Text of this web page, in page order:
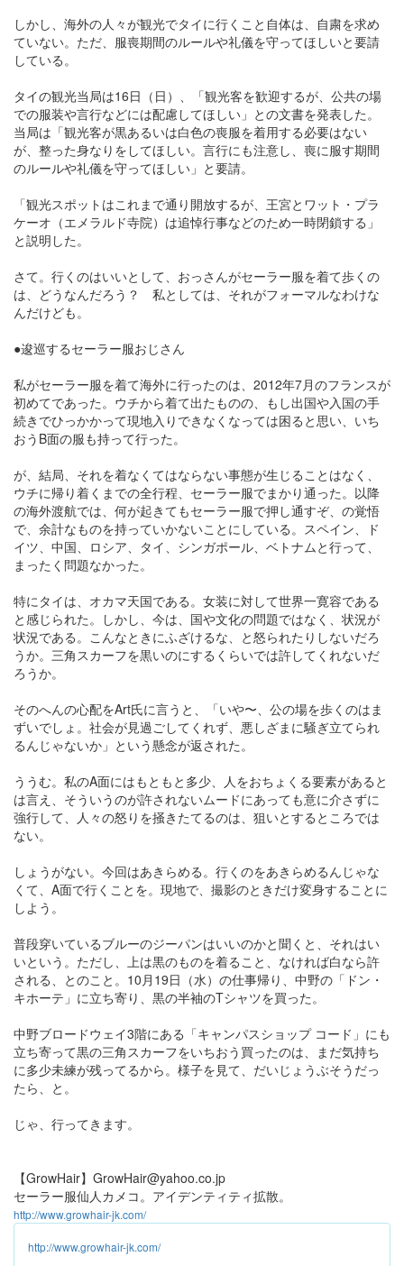
しかし、海外の人々が観光でタイに行くこと自体は、自粛を求め
ていない。ただ、服喪期間のルールや礼儀を守ってほしいと要請
している。
タイの観光当局は16日（日）、「観光客を歓迎するが、公共の場
での服装や言行などには配慮してほしい」との文書を発表した。
当局は「観光客が黒あるいは白色の喪服を着用する必要はない
が、整った身なりをしてほしい。言行にも注意し、喪に服す期間
のルールや礼儀を守ってほしい」と要請。
「観光スポットはこれまで通り開放するが、王宮とワット・プラ
ケーオ（エメラルド寺院）は追悼行事などのため一時閉鎖する」
と説明した。
さて。行くのはいいとして、おっさんがセーラー服を着て歩くの
は、どうなんだろう？ 私としては、それがフォーマルなわけな
んだけども。
●逡巡するセーラー服おじさん
私がセーラー服を着て海外に行ったのは、2012年7月のフランスが
初めてであった。ウチから着て出たものの、もし出国や入国の手
続きでひっかかって現地入りできなくなっては困ると思い、いち
おうB面の服も持って行った。
が、結局、それを着なくてはならない事態が生じることはなく、
ウチに帰り着くまでの全行程、セーラー服でまかり通った。以降
の海外渡航では、何が起きてもセーラー服で押し通すぞ、の覚悟
で、余計なものを持っていかないことにしている。スペイン、ド
イツ、中国、ロシア、タイ、シンガポール、ベトナムと行って、
まったく問題なかった。
特にタイは、オカマ天国である。女装に対して世界一寛容である
と感じられた。しかし、今は、国や文化の問題ではなく、状況が
状況である。こんなときにふざけるな、と怒られたりしないだろ
うか。三角スカーフを黒いのにするくらいでは許してくれないだ
ろうか。
そのへんの心配をArt氏に言うと、「いや〜、公の場を歩くのはま
ずいでしょ。社会が見過ごしてくれず、悪しざまに騒ぎ立てられ
るんじゃないか」という懸念が返された。
ううむ。私のA面にはもともと多少、人をおちょくる要素があると
は言え、そういうのが許されないムードにあっても意に介さずに
強行して、人々の怒りを掻きたてるのは、狙いとするところでは
ない。
しょうがない。今回はあきらめる。行くのをあきらめるんじゃな
くて、A面で行くことを。現地で、撮影のときだけ変身することに
しよう。
普段穿いているブルーのジーパンはいいのかと聞くと、それはい
いという。ただし、上は黒のものを着ること、なければ白なら許
される、とのこと。10月19日（水）の仕事帰り、中野の「ドン・
キホーテ」に立ち寄り、黒の半袖のTシャツを買った。
中野ブロードウェイ3階にある「キャンパスショップ コード」にも
立ち寄って黒の三角スカーフをいちおう買ったのは、まだ気持ち
に多少未練が残ってるから。様子を見て、だいじょうぶそうだっ
たら、と。
じゃ、行ってきます。
【GrowHair】GrowHair@yahoo.co.jp
セーラー服仙人カメコ。アイデンティティ拡散。
http://www.growhair-jk.com/
http://www.growhair-jk.com/